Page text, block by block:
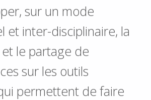
sur un mode
et inter-disciplinaire, la
le partage de
sur les outils
permettent de faire